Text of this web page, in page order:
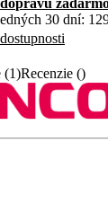
30 dní:
(1)Recenzie ()